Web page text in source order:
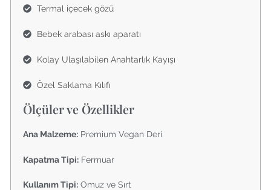
Termal içecek gözü
Bebek arabası askı aparatı
Kolay Ulaşılabilen Anahtarlık Kayışı
Özel Saklama Kılıfı
Ölçüler ve Özellikler
Ana Malzeme: Premium Vegan Deri
Kapatma Tipi: Fermuar
Kullanım Tipi: Omuz ve Sırt